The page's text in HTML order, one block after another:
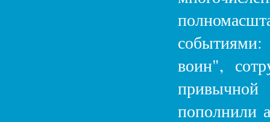
воин",
пополнили